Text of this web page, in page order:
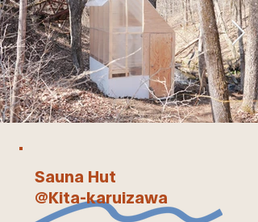
Sauna Hut
@Kita-karuizawa